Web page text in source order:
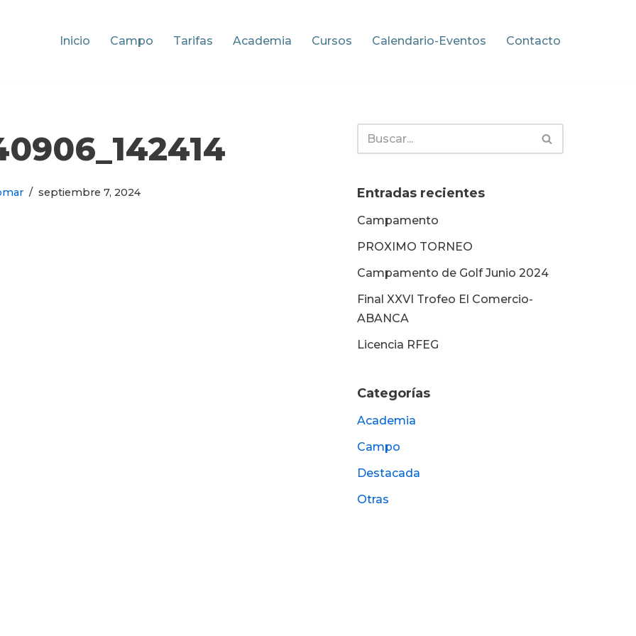
Inicio Campo Tarifas Academia Cursos Calendario-Eventos Contacto
septiembre 7, 2024 Entradas recientes
Campamento
PROXIMO TORNEO
Campamento de Golf Junio 2024
Final XXVI Trofeo El Comercio-
ABANCA
Licencia RFEG
Categorías
Academia
Campo
Destacada
Otras